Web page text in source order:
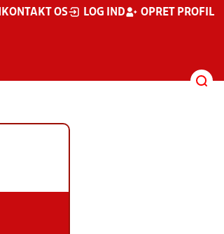
KONTAKT OS LOG IND OPRET PROFIL